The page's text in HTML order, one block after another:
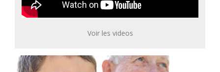
Voir les videos